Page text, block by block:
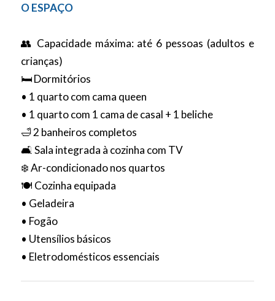
O ESPAÇO
👥 Capacidade máxima: até 6 pessoas (adultos e
crianças)
🛏️ Dormitórios
• 1 quarto com cama queen
• 1 quarto com 1 cama de casal + 1 beliche
🛁 2 banheiros completos
🛋️ Sala integrada à cozinha com TV
❄️ Ar-condicionado nos quartos
🍽️ Cozinha equipada
• Geladeira
• Fogão
• Utensílios básicos
• Eletrodomésticos essenciais